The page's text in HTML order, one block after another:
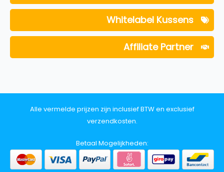
Whitelabel Kussens
Affiliate Partner
Alle vermelde prijzen zijn inclusief BTW en exclusief
verzendkosten.
Betaal Mogelijkheden: